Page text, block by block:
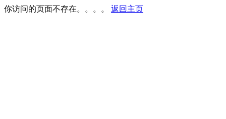
你访问的页面不存在。。。。 返回主页